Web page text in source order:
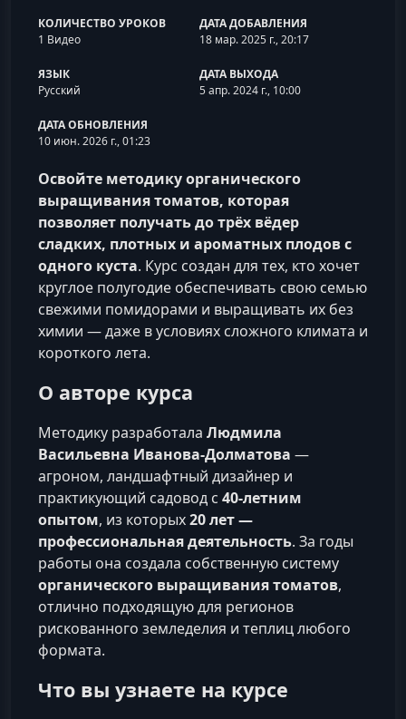
КОЛИЧЕСТВО УРОКОВ
1 Видео
ДАТА ДОБАВЛЕНИЯ
18 мар. 2025 г., 20:17
ЯЗЫК
Русский
ДАТА ВЫХОДА
5 апр. 2024 г., 10:00
ДАТА ОБНОВЛЕНИЯ
10 июн. 2026 г., 01:23
Освойте методику органического
выращивания томатов, которая
позволяет получать до трёх вёдер
сладких, плотных и ароматных плодов с
одного куста. Курс создан для тех, кто хочет
круглое полугодие обеспечивать свою семью
свежими помидорами и выращивать их без
химии — даже в условиях сложного климата и
короткого лета.
О авторе курса
Методику разработала Людмила
Васильевна Иванова-Долматова —
агроном, ландшафтный дизайнер и
практикующий садовод с 40-летним
опытом, из которых20 лет —
профессиональная деятельность. За годы
работы она создала собственную систему
органического выращивания томатов,
отлично подходящую для регионов
рискованного земледелия и теплиц любого
формата.
Что вы узнаете на курсе